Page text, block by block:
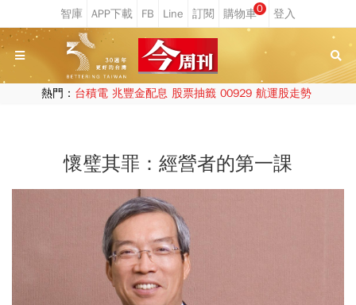
0
熱門： 台積電 兆豐金配息 股票抽籤 00929 航運股走勢
懷璧其罪：經營者的第一課